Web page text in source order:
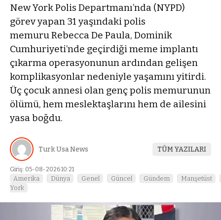
New York Polis Departmanı’nda (NYPD)
görev yapan 31 yaşındaki polis
memuru Rebecca De Paula, Dominik
Cumhuriyeti’nde geçirdiği meme implantı
çıkarma operasyonunun ardından gelişen
komplikasyonlar nedeniyle yaşamını yitirdi.
Üç çocuk annesi olan genç polis memurunun
ölümü, hem meslektaşlarını hem de ailesini
yasa boğdu.
Turk Usa News TÜM YAZILARI
Giriş: 05-08-2026 10:21
Amerika Dünya Genel Güncel Gündem
Manşetüst
York